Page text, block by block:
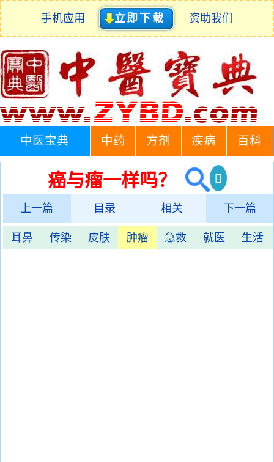
手机应用 立即下载 资助我们
中医宝典 中药 方剂 疾病 百科
癌与瘤一样吗？
上一篇 目录 相关 下一篇
耳鼻 传染 皮肤 肿瘤 急救 就医 生活